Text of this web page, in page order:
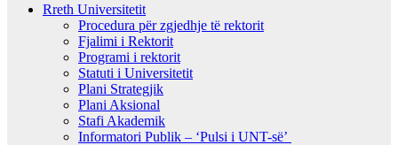
Rreth Universitetit
Procedura për zgjedhje të rektorit
Fjalimi i Rektorit
Programi i rektorit
Statuti i Universitetit
Plani Strategjik
Plani Aksional
Stafi Akademik
Informatori Publik – ‘Pulsi i UNT-së’